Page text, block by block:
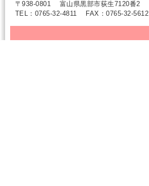
〒938-0801
富山県黒部市荻生7120番2
TEL：0765-32-4811
FAX：0765-32-5612